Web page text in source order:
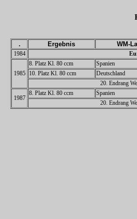
. Ergebnis WM-
1984
1985
8. Platz Kl. 80 ccm
Spanien
10. Platz Kl. 80 ccm
Deutschland
20. Endrang
1987
8. Platz Kl. 80 ccm
Spanien
20. Endrang